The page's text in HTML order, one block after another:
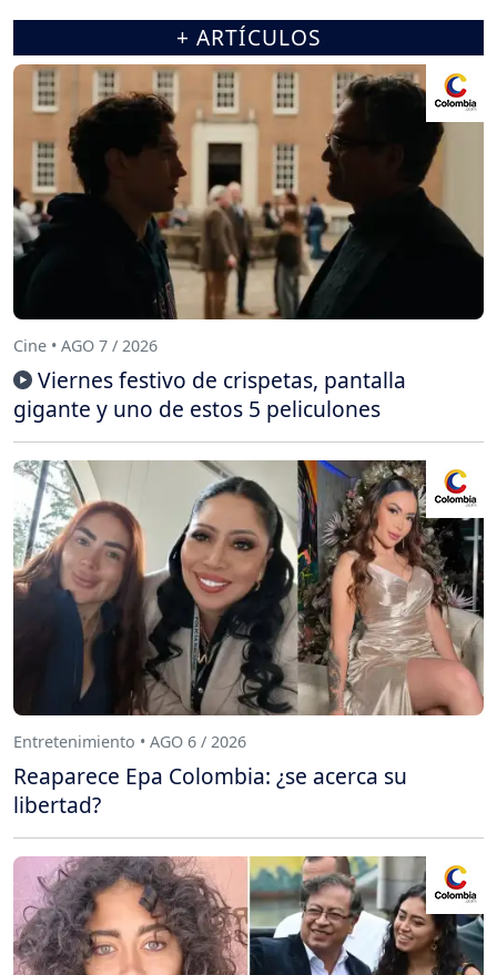
+ ARTÍCULOS
Cine • AGO 7 / 2026
Viernes festivo de crispetas, pantalla
gigante y uno de estos 5 peliculones
Entretenimiento • AGO 6 / 2026
Reaparece Epa Colombia: ¿se acerca su
libertad?